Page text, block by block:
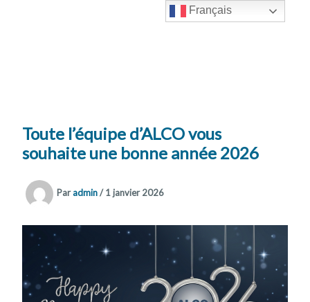
Toute l’équipe d’ALCO vous
souhaite une bonne année 2026
Paradmin/1 janvier 2026
Français